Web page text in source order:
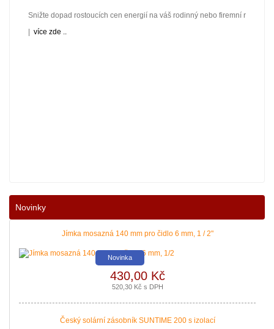
Snižte dopad rostoucích cen energií na váš rodinný nebo firemní
více zde ..
Nové podmínky dotací na nové solární systémy, tepelná čerpadla a
Novinky
Jímka mosazná 140 mm pro čidlo 6 mm, 1 / 2"
Novinka
430,00 Kč
520,30 Kč s DPH
Český solární zásobník SUNTIME 200 s izolací